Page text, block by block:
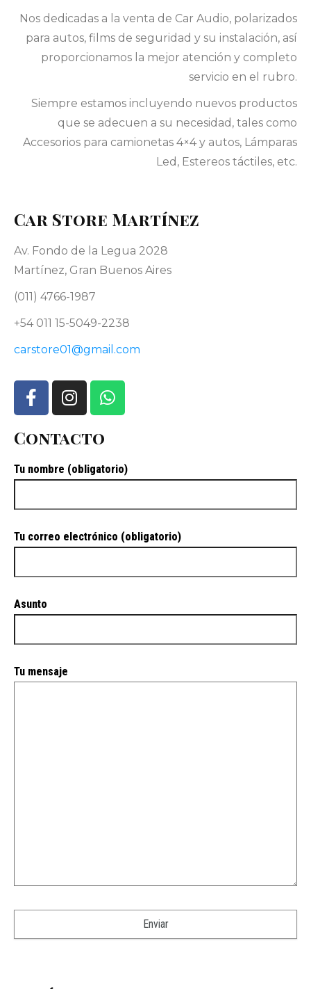
Nos dedicadas a la venta de Car Audio, polarizados
para autos, films de seguridad y su instalación, así
proporcionamos la mejor atención y completo
servicio en el rubro.
Siempre estamos incluyendo nuevos productos
que se adecuen a su necesidad, tales como
Accesorios para camionetas 4×4 y autos, Lámparas
Led, Estereos táctiles, etc.
Car Store Martínez
Av. Fondo de la Legua 2028
Martínez, Gran Buenos Aires
(011) 4766-1987
+54 011 15-5049-2238
carstore01@gmail.com
Contacto
Tu nombre (obligatorio)
Tu correo electrónico (obligatorio)
Asunto
Tu mensaje